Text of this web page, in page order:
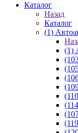
Каталог
Назад
Каталог
(1)
(1)